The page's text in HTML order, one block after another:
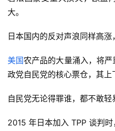
大。
日本国内的反对声浪同样高涨
美国农产品的大量涌入，将
政党自民党的核心票仓，其上
自民党无论得罪谁，都不敢轻
2015 年日本加入 TPP 谈判时